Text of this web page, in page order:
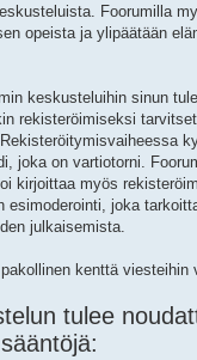
Foorumilla
opeista ja ylipäätään
keskusteluihin sinun
rekisteröimiseksi
joka on vartiotorni.
kirjoittaa myös
esimoderointi, joka
julkaisemista.
kenttä viesteihin
tulee